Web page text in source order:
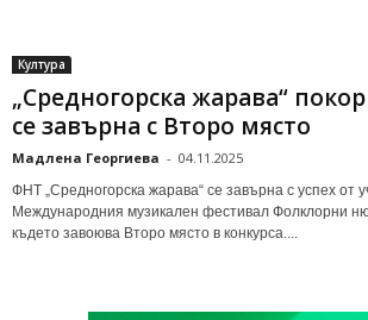
Култура
„Средногорска жарава“
се завърна с Второ място
Мадлена Георгиева - 04.11.2025
ФНТ „Средногорска жарава“ се завърна с успех от
Международния музикален фестивал Фолклорни
където завоюва Второ място в конкурса....